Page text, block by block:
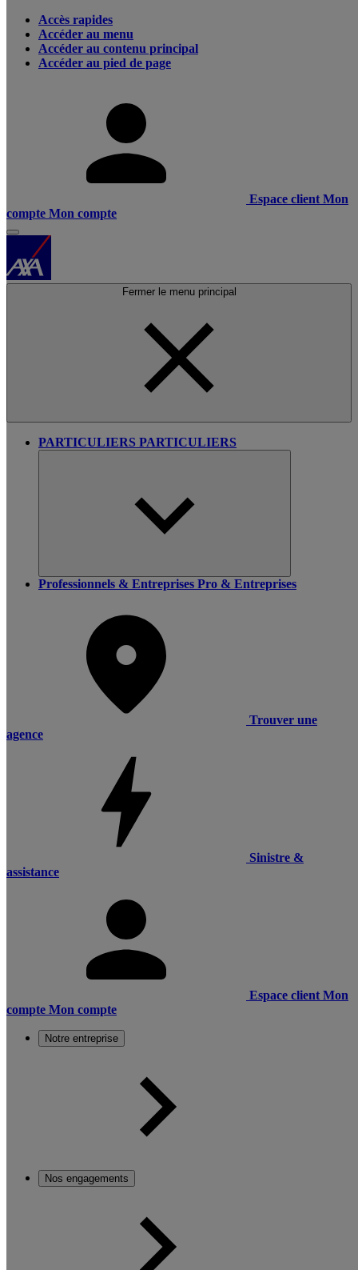
Accès rapides
Accéder au menu
Accéder au contenu principal
Accéder au pied de page
Espace client Mon
compte Mon compte
Fermer le menu principal
PARTICULIERS PARTICULIERS
Professionnels & Entreprises Pro & Entreprises
Trouver une
agence
Sinistre &
assistance
Espace client Mon
compte Mon compte
Notre entreprise
Nos engagements